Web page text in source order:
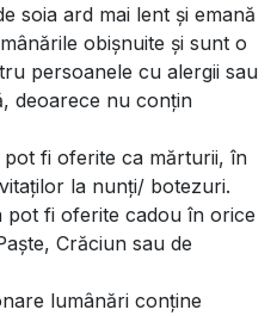
soia ard mai lent și emană
obișnuite și sunt o
persoanele cu alergii sau
deoarece nu conțin
pot fi oferite ca mărturii, în
la nunți/ botezuri.
pot fi oferite cadou în orice
Crăciun sau de
lumânări conține